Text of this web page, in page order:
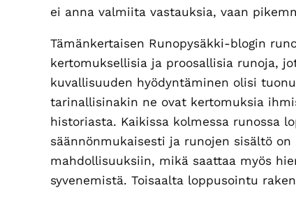
ei anna valmiita vastauksia, vaan
Tämänkertaisen Runopysäkki-blogin
kertomuksellisia ja proosallisia runoja,
kuvallisuuden hyödyntäminen olisi
tarinallisinakin ne ovat kertomuksia
historiasta. Kaikissa kolmessa runossa
säännönmukaisesti ja runojen sisältö
mahdollisuuksiin, mikä saattaa myös
syvenemistä. Toisaalta loppusointu